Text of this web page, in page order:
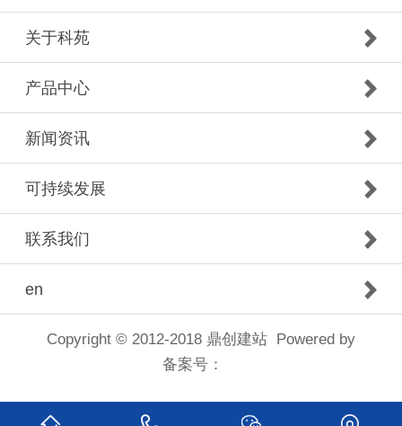
关于科苑
产品中心
新闻资讯
可持续发展
联系我们
en
Copyright © 2012-2018 鼎创建站Powered by
备案号：